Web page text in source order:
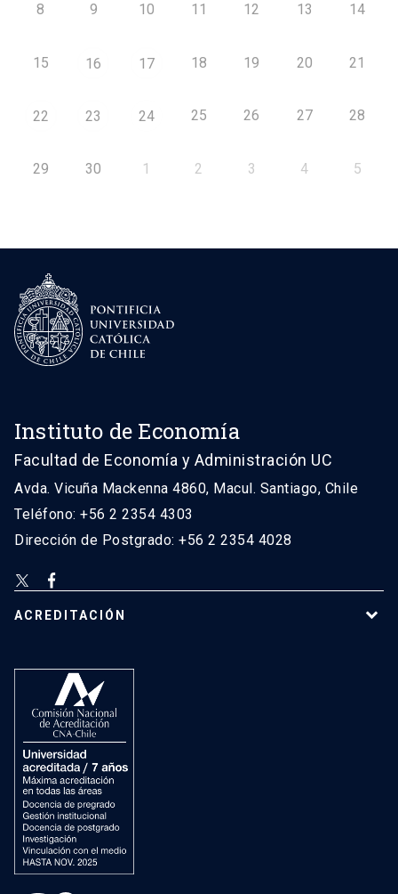
8 9 10 11 12 13 14
15 16 17 18 19 20 21
22 23 24 25 26 27 28
29 30 1 2 3 4 5
Instituto de Economía
Facultad de Economía y Administración UC
Avda. Vicuña Mackenna 4860, Macul. Santiago, Chile
Teléfono: +56 2 2354 4303
Dirección de Postgrado: +56 2 2354 4028
ACREDITACIÓN